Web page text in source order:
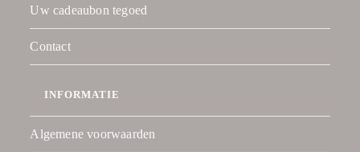
Uw cadeaubon tegoed
Contact
INFORMATIE
Algemene voorwaarden